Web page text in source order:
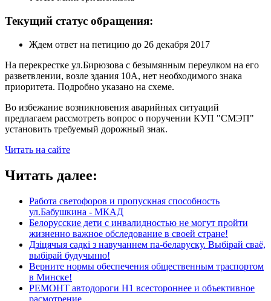
Текущий статус обращения:
Ждем ответ на петицию до 26 декабря 2017
На перекрестке ул.Бирюзова с безымянным переулком на его
разветвлении, возле здания 10А, нет необходимого знака
приоритета. Подробно указано на схеме.
Во избежание возникновения аварийных ситуаций
предлагаем рассмотреть вопрос о поручении КУП "СМЭП"
установить требуемый дорожный знак.
Читать на сайте
Читать далее:
Работа светофоров и пропускная способность
ул.Бабушкина - МКАД
Белорусские дети с инвалидностью не могут пройти
жизненно важное обследование в своей стране!
Дзіцячыя садкі з навучаннем па-беларуску. Выбірай сваё,
выбірай будучыню!
Верните нормы обеспечения общественным траспортом
в Минске!
РЕМОНТ автодороги Н1 всестороннее и объективное
расмотрение